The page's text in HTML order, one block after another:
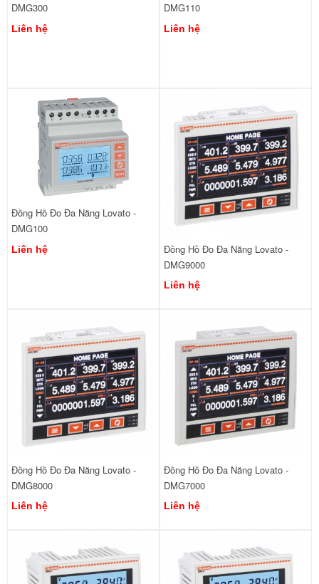
DMG300
Liên hệ
DMG110
Liên hệ
Đồng Hồ Đo Đa Năng Lovato -
DMG100
Liên hệ
Đồng Hồ Đo Đa Năng Lovato -
DMG9000
Liên hệ
Đồng Hồ Đo Đa Năng Lovato -
DMG8000
Liên hệ
Đồng Hồ Đo Đa Năng Lovato -
DMG7000
Liên hệ